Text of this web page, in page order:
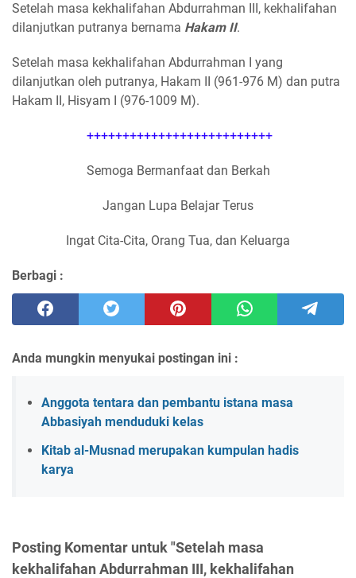
Setelah masa kekhalifahan Abdurrahman III, kekhalifahan
dilanjutkan putranya bernama Hakam II.
Setelah masa kekhalifahan Abdurrahman I yang
dilanjutkan oleh putranya, Hakam II (961-976 M) dan putra
Hakam II, Hisyam I (976-1009 M).
++++++++++++++++++++++++++
Semoga Bermanfaat dan Berkah
Jangan Lupa Belajar Terus
Ingat Cita-Cita, Orang Tua, dan Keluarga
Berbagi :
Anda mungkin menyukai postingan ini :
Anggota tentara dan pembantu istana masa
Abbasiyah menduduki kelas
Kitab al-Musnad merupakan kumpulan hadis
karya
Posting Komentar untuk "Setelah masa
kekhalifahan Abdurrahman III, kekhalifahan